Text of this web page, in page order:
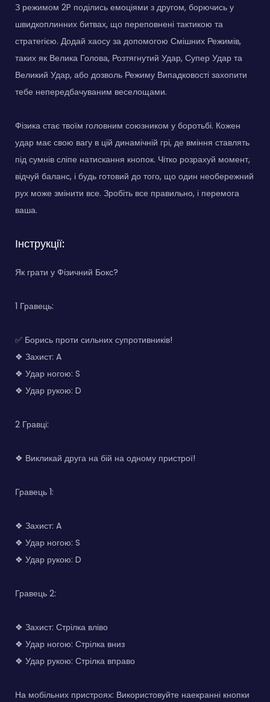
З режимом 2P поділись емоціями з другом, борючись у
швидкоплинних битвах, що переповнені тактикою та
стратегією. Додай хаосу за допомогою Смішних Режимів,
таких як Велика Голова, Розтягнутий Удар, Супер Удар та
Великий Удар, або дозволь Режиму Випадковості захопити
тебе непередбачуваним веселощами.
Фізика стає твоїм головним союзником у боротьбі. Кожен
удар має свою вагу в цій динамічній грі, де вміння ставлять
під сумнів сліпе натискання кнопок. Чітко розрахуй момент,
відчуй баланс, і будь готовий до того, що один необережний
рух може змінити все. Зробіть все правильно, і перемога
ваша.
Інструкції:
Як грати у Фізичний Бокс?
1 Гравець:
✅ Борись проти сильних супротивників!
❖ Захист: A
❖ Удар ногою: S
❖ Удар рукою: D
2 Гравці:
❖ Викликай друга на бій на одному пристрої!
Гравець 1:
❖ Захист: A
❖ Удар ногою: S
❖ Удар рукою: D
Гравець 2:
❖ Захист: Стрілка вліво
❖ Удар ногою: Стрілка вниз
❖ Удар рукою: Стрілка вправо
На мобільних пристроях: Використовуйте наекранні кнопки